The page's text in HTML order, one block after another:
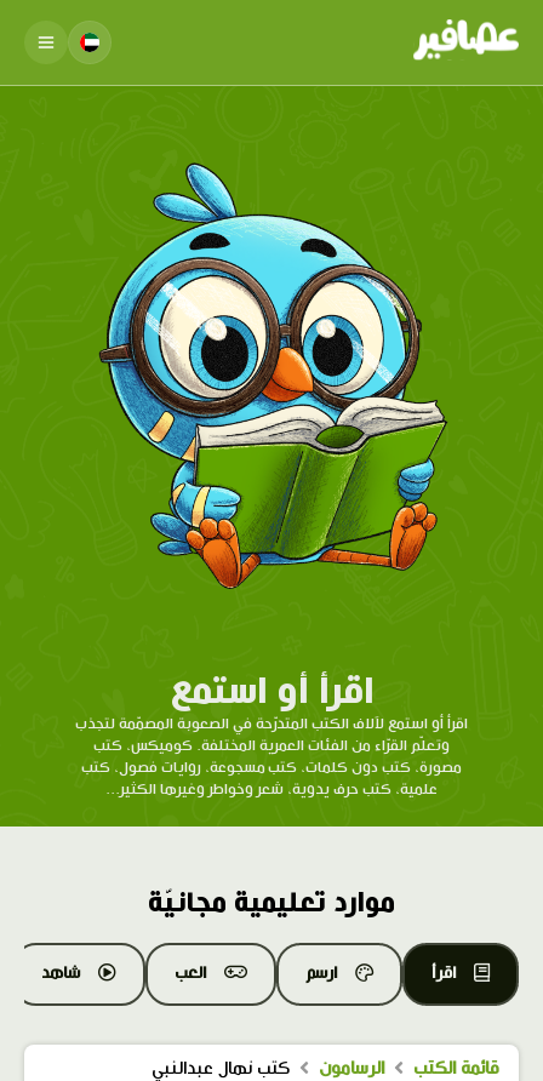
اقرأ أو استمع
اقرأ أو استمع لآلاف الكتب المتدرّحة في الصعوبة المصمّمة لتجذب
وتعلّم القرّاء من الفئات العمرية المختلفة. كوميكس، كتب
مصورة، كتب دون كلمات، كتب مسجوعة، روايات فصول، كتب
علمية، كتب حرف يدوية، شعر وخواطر وغيرها الكثير...
موارد تعليمية مجانيّة
اقرأ ارسم العب شاهد
قائمة الكتب الرسامون كتب نهال عبدالنبي